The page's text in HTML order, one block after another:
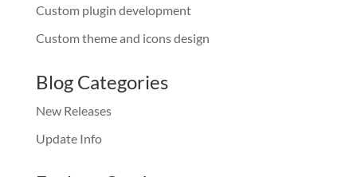
Custom plugin development
Custom theme and icons design
Blog Categories
New Releases
Update Info